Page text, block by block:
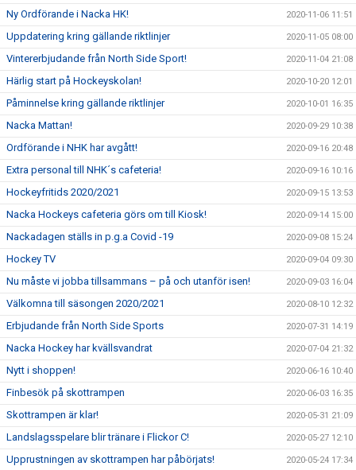
Ny Ordförande i Nacka HK! 2020-11-06 11:51
Uppdatering kring gällande riktlinjer 2020-11-05 08:00
Vintererbjudande från North Side Sport! 2020-11-04 21:08
Härlig start på Hockeyskolan! 2020-10-20 12:01
Påminnelse kring gällande riktlinjer 2020-10-01 16:35
Nacka Mattan! 2020-09-29 10:38
Ordförande i NHK har avgått! 2020-09-16 20:48
Extra personal till NHK´s cafeteria! 2020-09-16 10:16
Hockeyfritids 2020/2021 2020-09-15 13:53
Nacka Hockeys cafeteria görs om till Kiosk! 2020-09-14 15:00
Nackadagen ställs in p.g.a Covid -19 2020-09-08 15:24
Hockey TV 2020-09-04 09:30
Nu måste vi jobba tillsammans – på och utanför isen! 2020-09-03 16:04
Välkomna till säsongen 2020/2021 2020-08-10 12:32
Erbjudande från North Side Sports 2020-07-31 14:19
Nacka Hockey har kvällsvandrat 2020-07-04 21:32
Nytt i shoppen! 2020-06-16 10:40
Finbesök på skottrampen 2020-06-03 16:35
Skottrampen är klar! 2020-05-31 21:09
Landslagsspelare blir tränare i Flickor C! 2020-05-27 12:10
Upprustningen av skottrampen har påbörjats! 2020-05-24 17:34